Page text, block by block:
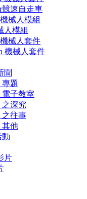
競速自走車
械人模組
人模組
械人套件
機械人套件
聞
題
電子教室
之深究
之往事
其他
動
片